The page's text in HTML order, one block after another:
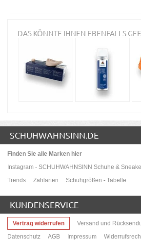
DAS KÖNNTE IHNEN EBENFALLS
SCHUHWAHNSINN.DE
Finden Sie alle Marken hier
Instagram - SCHUHWAHNSINN Schuhe &
Trends
Zahlarten Schuhgrößen - Tabelle
KUNDENSERVICE
Vertrag widerrufen Versand und
Datenschutz
AGB Impressum